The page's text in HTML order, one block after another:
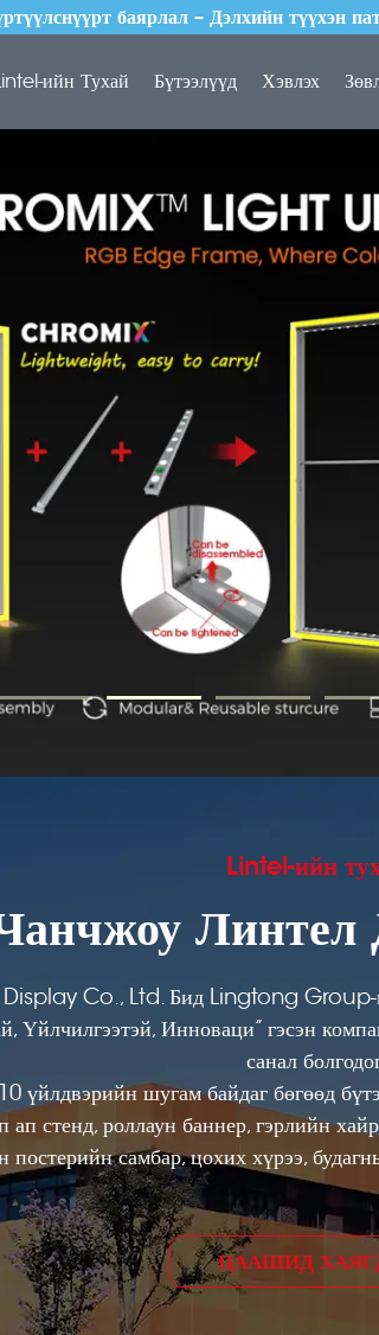
баярлал – Дэлхийн түүхэн
ийн Тухай Бүтээлүүд Хэвлэх
Lintel-ийн
Co., Ltd. Бид Lingtong Group-
Үйлчилгээтэй, Инноваци” гэсэн
санал
үйлдвэрийн шугам байдаг бөгөөд
стенд, роллаун баннер, гэрлийн
постерийн самбар, цохих хүрээ,
ЦААШИД